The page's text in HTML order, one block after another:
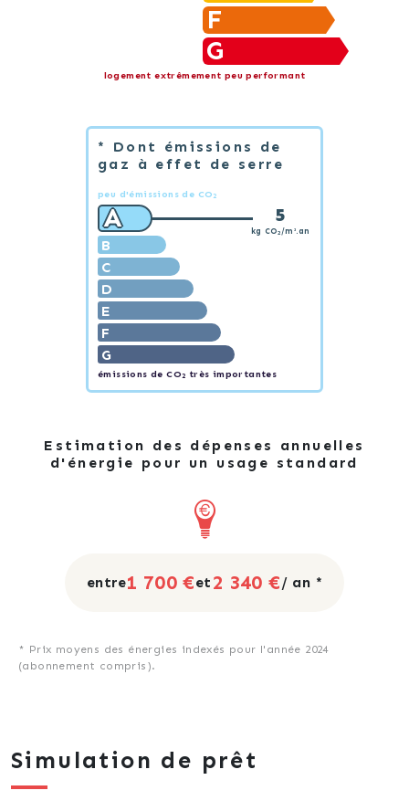
F
G
logement extrêmement peu performant
* Dont émissions de
gaz à effet de serre
peu d'émissions de CO 2
A 5
kg CO2 /m².an
B
C
D
E
F
G
émissions de CO2 très importantes
Estimation des dépenses annuelles
d'énergie pour un usage standard
entre1 700 €et 2 340 €/ an *
* Prix moyens des énergies indexés pour l'année 2024
(abonnement compris).
Simulation de prêt